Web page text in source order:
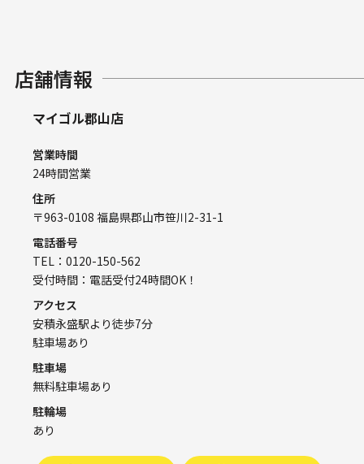
店舗情報
マイゴル郡山店
営業時間
24時間営業
住所
〒963-0108 福島県郡山市笹川2-31-1
電話番号
TEL：0120-150-562
受付時間：電話受付24時間OK！
アクセス
安積永盛駅より徒歩7分
駐車場あり
駐車場
無料駐車場あり
駐輪場
あり